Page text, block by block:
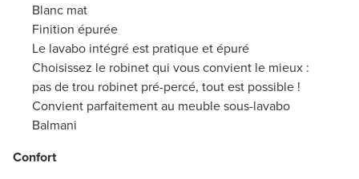
Blanc mat
Finition épurée
Le lavabo intégré est pratique et épuré
Choisissez le robinet qui vous convient le mieux :
pas de trou robinet pré-percé, tout est possible !
Convient parfaitement au meuble sous-lavabo
Balmani
Confort